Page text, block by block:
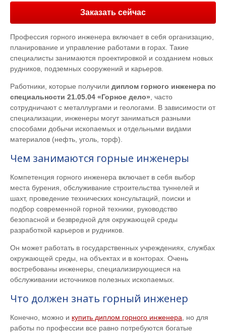
Заказать сейчас
Профессия горного инженера включает в себя организацию,
планирование и управление работами в горах. Такие
специалисты занимаются проектировкой и созданием новых
рудников, подземных сооружений и карьеров.
Работники, которые получили диплом горного инженера по
специальности 21.05.04 «Горное дело» , часто
сотрудничают с металлургами и геологами. В зависимости от
специализации, инженеры могут заниматься разными
способами добычи ископаемых и отдельными видами
материалов (нефть, уголь, торф).
Чем занимаются горные инженеры
Компетенция горного инженера включает в себя выбор
места бурения, обслуживание строительства туннелей и
шахт, проведение технических консультаций, поиски и
подбор современной горной техники, руководство
безопасной и безвредной для окружающей среды
разработкой карьеров и рудников.
Он может работать в государственных учреждениях, службах
окружающей среды, на объектах и в конторах. Очень
востребованы инженеры, специализирующиеся на
обслуживании источников полезных ископаемых.
Что должен знать горный инженер
Конечно, можно и купить диплом горного инженера , но для
работы по профессии все равно потребуются богатые